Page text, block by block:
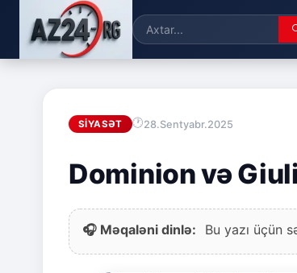
SIYASƏT 28.Sentyabr.2025
Dominion və
🎧 Məqaləni dinlə: Bu yazı üçün